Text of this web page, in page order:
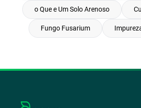
o Que e Um Solo Arenoso
Fungo Fusarium